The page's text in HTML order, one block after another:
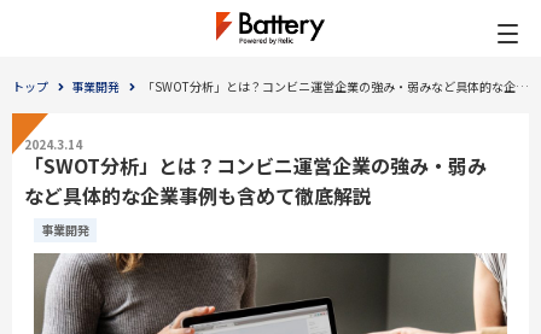
トップ 事業開発 「SWOT分析」とは？コンビニ運営企業の強み・弱みなど具体的な企業事例も含めて徹底解説
2024.3.14
「SWOT分析」とは？コンビニ運営企業の強み・弱み
など具体的な企業事例も含めて徹底解説
事業開発